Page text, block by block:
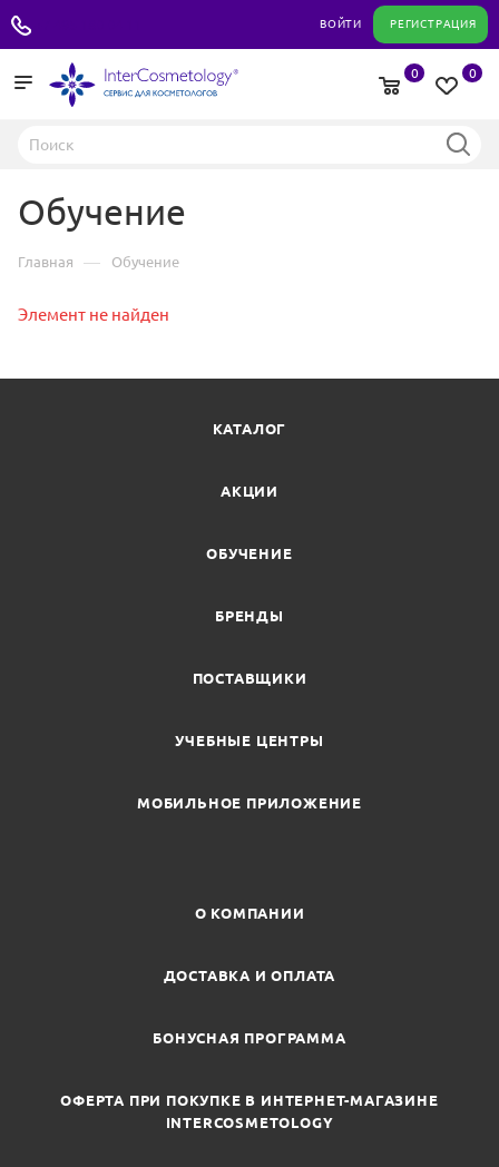
ВОЙТИ РЕГИСТРАЦИЯ
0
0
Обучение
Главная — Обучение
Элемент не найден
КАТАЛОГ
АКЦИИ
ОБУЧЕНИЕ
БРЕНДЫ
ПОСТАВЩИКИ
УЧЕБНЫЕ ЦЕНТРЫ
МОБИЛЬНОЕ ПРИЛОЖЕНИЕ
О КОМПАНИИ
ДОСТАВКА И ОПЛАТА
БОНУСНАЯ ПРОГРАММА
ОФЕРТА ПРИ ПОКУПКЕ В ИНТЕРНЕТ-МАГАЗИНЕ
INTERCOSMETOLOGY